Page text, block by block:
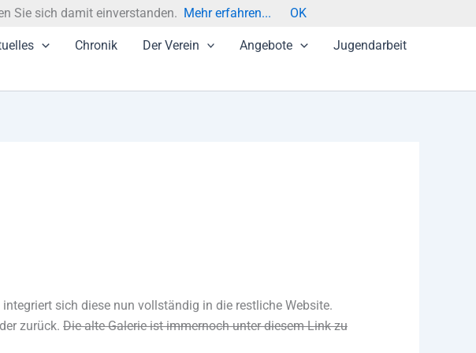
Chronik Der Verein Angebote Jugendarbeit
sich diese nun vollständig in die restliche Website.
zurück. Die alte Galerie ist immernochunter diesem Linkzu
Sie sich damit einverstanden. Mehr erfahren... OK